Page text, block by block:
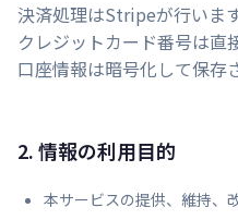
決済処理はStripeが行いま
クレジットカード番号は直
口座情報は暗号化して保存
2. 情報の利用目的
本サービスの提供、維持、